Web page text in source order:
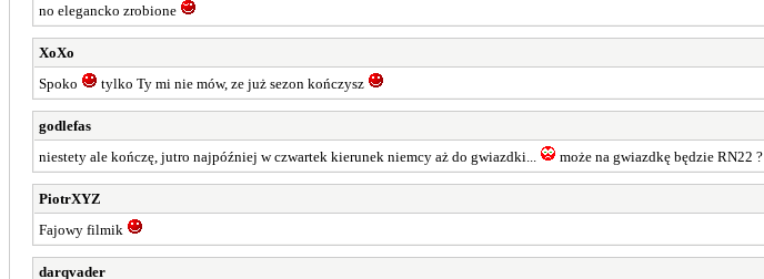
no elegancko zrobione
XoXo
Spoko
tylko Ty mi nie mów, ze już sezon kończysz
godlefas
niestety ale kończę, jutro najpóźniej w czwartek kierunek niemcy aż do gwiazdki...
może na gwiazdkę będzie RN22 ?
PiotrXYZ
Fajowy filmik
darqvader